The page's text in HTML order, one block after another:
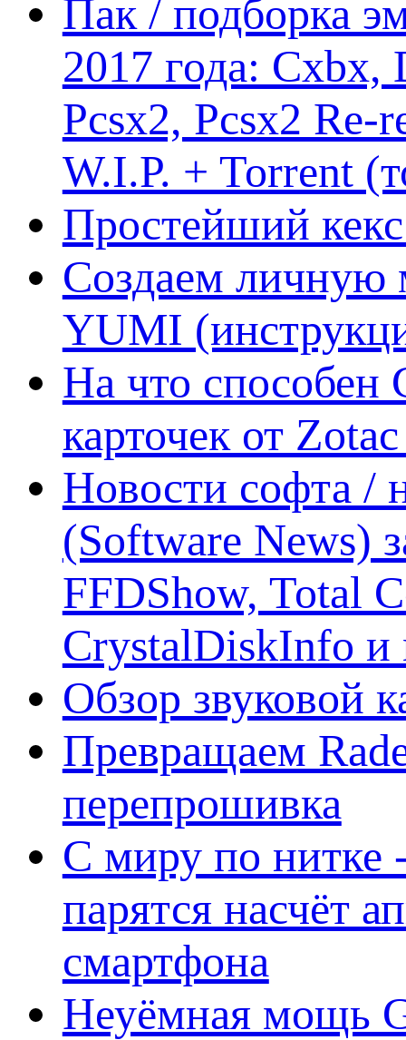
Пак / подборка
2017 года:
Pcsx2, Pcsx2
W.I.P. + Torrent
Простейший кекс
Создаем личную
YUMI
На что способен
карточек от
Новости софта /
(Software News)
FFDShow, Total
CrystalDiskInfo и
Обзор звуковой
Превращаем
перепрошивка
С миру по нитке
парятся насчёт
смартфона
Неуёмная мощь